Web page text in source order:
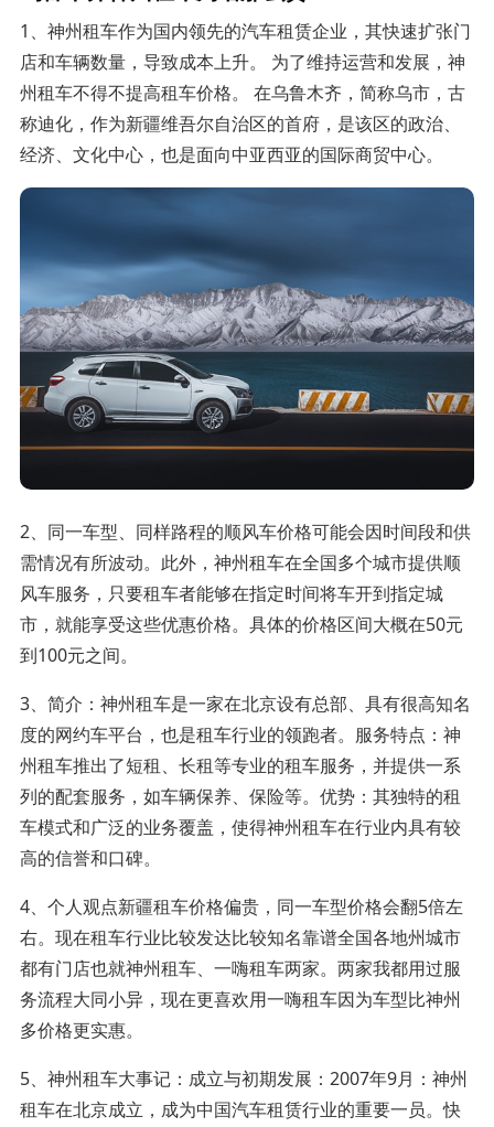
1、神州租车作为国内领先的汽车租赁企业，其快速扩张门
店和车辆数量，导致成本上升。 为了维持运营和发展，神
州租车不得不提高租车价格。 在乌鲁木齐，简称乌市，古
称迪化，作为新疆维吾尔自治区的首府，是该区的政治、
经济、文化中心，也是面向中亚西亚的国际商贸中心。
2、同一车型、同样路程的顺风车价格可能会因时间段和供
需情况有所波动。此外，神州租车在全国多个城市提供顺
风车服务，只要租车者能够在指定时间将车开到指定城
市，就能享受这些优惠价格。具体的价格区间大概在50元
到100元之间。
3、简介：神州租车是一家在北京设有总部、具有很高知名
度的网约车平台，也是租车行业的领跑者。服务特点：神
州租车推出了短租、长租等专业的租车服务，并提供一系
列的配套服务，如车辆保养、保险等。优势：其独特的租
车模式和广泛的业务覆盖，使得神州租车在行业内具有较
高的信誉和口碑。
4、个人观点新疆租车价格偏贵，同一车型价格会翻5倍左
右。现在租车行业比较发达比较知名靠谱全国各地州城市
都有门店也就神州租车、一嗨租车两家。两家我都用过服
务流程大同小异，现在更喜欢用一嗨租车因为车型比神州
多价格更实惠。
5、神州租车大事记：成立与初期发展：2007年9月：神州
租车在北京成立，成为中国汽车租赁行业的重要一员。快